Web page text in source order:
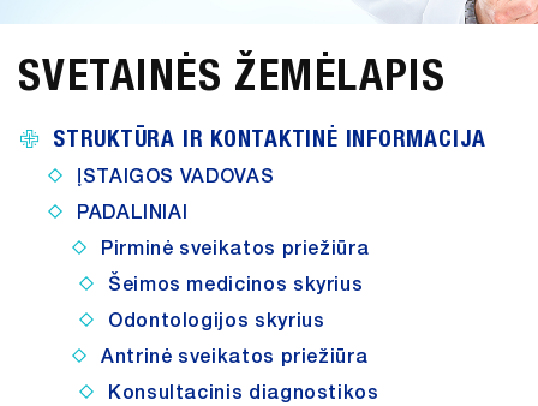
PREVENCIJA
ADMINISTRACINĖ
INFORMACIJA
PASLAUGOS
ATVIRI
DUOMENYS
ASMENS
DUOMENŲ
APSAUGA
SVETAINĖS ŽEMĖLAPIS
STRUKTŪRA IR KONTAKTINĖ INFORMACIJA
ĮSTAIGOS VADOVAS
PADALINIAI
Pirminė sveikatos priežiūra
Šeimos medicinos skyrius
Odontologijos skyrius
Antrinė sveikatos priežiūra
Konsultacinis diagnostikos